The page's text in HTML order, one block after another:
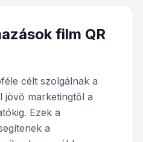
film QR
célt szolgálnak a
jövő marketingtől a
Ezek a
a